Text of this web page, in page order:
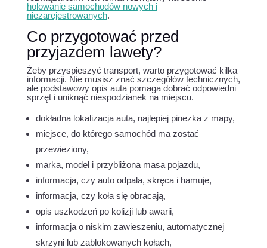
holowanie samochodów nowych i
niezarejestrowanych.
Co przygotować przed
przyjazdem lawety?
Żeby przyspieszyć transport, warto przygotować kilka
informacji. Nie musisz znać szczegółów technicznych,
ale podstawowy opis auta pomaga dobrać odpowiedni
sprzęt i uniknąć niespodzianek na miejscu.
dokładna lokalizacja auta, najlepiej pinezka z mapy,
miejsce, do którego samochód ma zostać
przewieziony,
marka, model i przybliżona masa pojazdu,
informacja, czy auto odpala, skręca i hamuje,
informacja, czy koła się obracają,
opis uszkodzeń po kolizji lub awarii,
informacja o niskim zawieszeniu, automatycznej
skrzyni lub zablokowanych kołach,